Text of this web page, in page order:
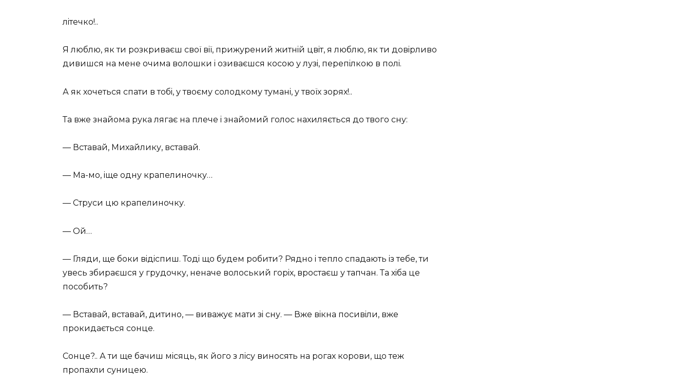
лiтечко!..
Я люблю, як ти розкриваєш свої вiї, прижурений житнiй цвiт, я люблю, як ти довiрливо
дивишся на мене очима волошки i озиваєшся косою у лузi, перепiлкою в полi.
А як хочеться спати в тобi, у твоєму солодкому туманi, у твоїх зорях!..
Та вже знайома рука лягає на плече i знайомий голос нахиляється до твого сну:
— Вставай, Михайлику, вставай.
— Ма-мо, iще одну крапелиночку…
— Струси цю крапелиночку.
— Ой…
— Гляди, ще боки вiдiспиш. Тодi що будем робити? Рядно i тепло спадають iз тебе, ти
увесь збираєшся у грудочку, неначе волоський горiх, вростаєш у тапчан. Та хiба це
пособить?
— Вставай, вставай, дитино, — виважує мати зi сну. — Вже вiкна посивiли, вже
прокидається сонце.
Сонце?.. А ти ще бачиш мiсяць, як його з лiсу виносять на рогах корови, що теж
пропахли суницею.